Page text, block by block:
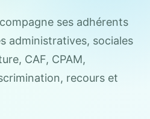
ses adhérents
administratives, sociales
CAF, CPAM,
recours et